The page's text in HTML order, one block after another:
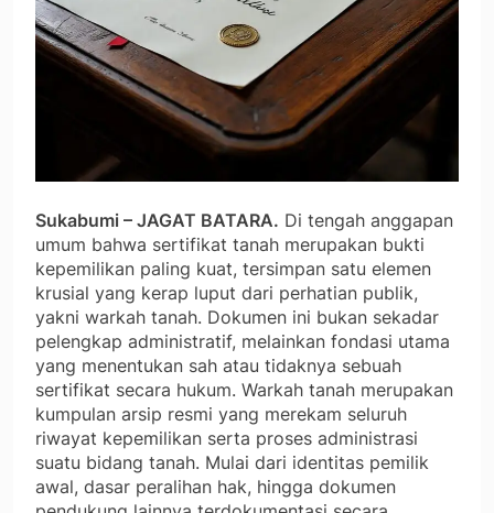
Sukabumi – JAGAT BATARA. Di tengah anggapan
umum bahwa sertifikat tanah merupakan bukti
kepemilikan paling kuat, tersimpan satu elemen
krusial yang kerap luput dari perhatian publik,
yakni warkah tanah. Dokumen ini bukan sekadar
pelengkap administratif, melainkan fondasi utama
yang menentukan sah atau tidaknya sebuah
sertifikat secara hukum. Warkah tanah merupakan
kumpulan arsip resmi yang merekam seluruh
riwayat kepemilikan serta proses administrasi
suatu bidang tanah. Mulai dari identitas pemilik
awal, dasar peralihan hak, hingga dokumen